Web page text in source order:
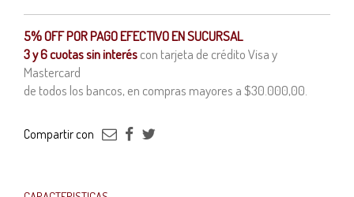
subterráneo
normalizado
cantidad
5% OFF POR PAGO EFECTIVO EN SUCURSAL
3 y 6 cuotas sin interéscon tarjeta de crédito Visa y
Mastercard
de todos los bancos, en compras mayores a $30.000,00.
Compartir con